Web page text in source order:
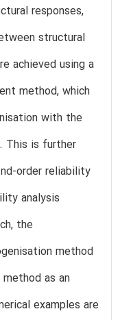
responses,
structural
achieved using a
method, which
with the
This is further
order reliability
analysis
the
method
as an
examples are